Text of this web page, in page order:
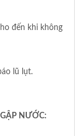
đến khi không
lũ lụt.
NƯỚC: